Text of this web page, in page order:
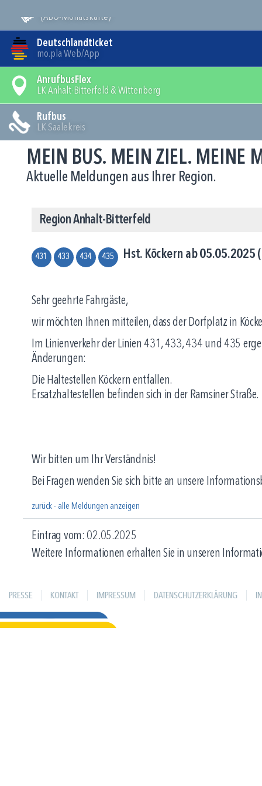
(ABO-Monatskarte)
Deutschlandticket
mo.pla Web/App
AnrufbusFlex
LK Anhalt-Bitterfeld & Wittenberg
Rufbus
LK Saalekreis
MEIN BUS. MEIN ZIEL. MEINE
Aktuelle Meldungen aus Ihrer Region.
Region Anhalt-Bitterfeld
431 433 434 435 Hst. Köckern ab
Sehr geehrte Fahrgäste,
wir möchten Ihnen mitteilen, dass der Dorfplatz in
Im Linienverkehr der Linien 431, 433, 434 und 435
Änderungen:
Die Haltestellen Köckern entfallen.
Ersatzhaltestellen befinden sich in der Ramsiner Straße.
Wir bitten um Ihr Verständnis!
Bei Fragen wenden Sie sich bitte an unsere
zurück - alle Meldungen anzeigen
Eintrag vom: 02.05.2025
Weitere Informationen erhalten Sie in unseren
PRESSE KONTAKT IMPRESSUM DATENSCHUTZERKLÄRUNG